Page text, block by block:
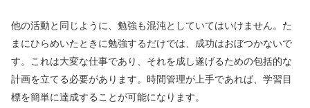
他の活動と同じように、勉強も混沌としていてはいけません。た
まにひらめいたときに勉強するだけでは、成功はおぼつかないで
す。これは大変な仕事であり、それを成し遂げるための包括的な
計画を立てる必要があります。時間管理が上手であれば、学習目
標を簡単に達成することが可能になります。